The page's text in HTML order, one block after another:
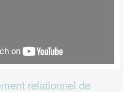
relationnel de